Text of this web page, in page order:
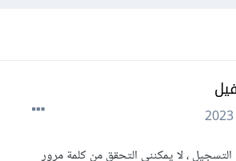
، لا يمكنني التحقق من كلمة مرور